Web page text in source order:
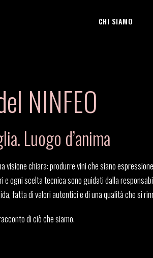
CHI SIAMO
NINFEO
Luogo d’anima
chiara: produrre vini che siano
ogni scelta tecnica sono guidati dalla
fatta di valori autentici e di una qualità che si
di ciò che siamo.